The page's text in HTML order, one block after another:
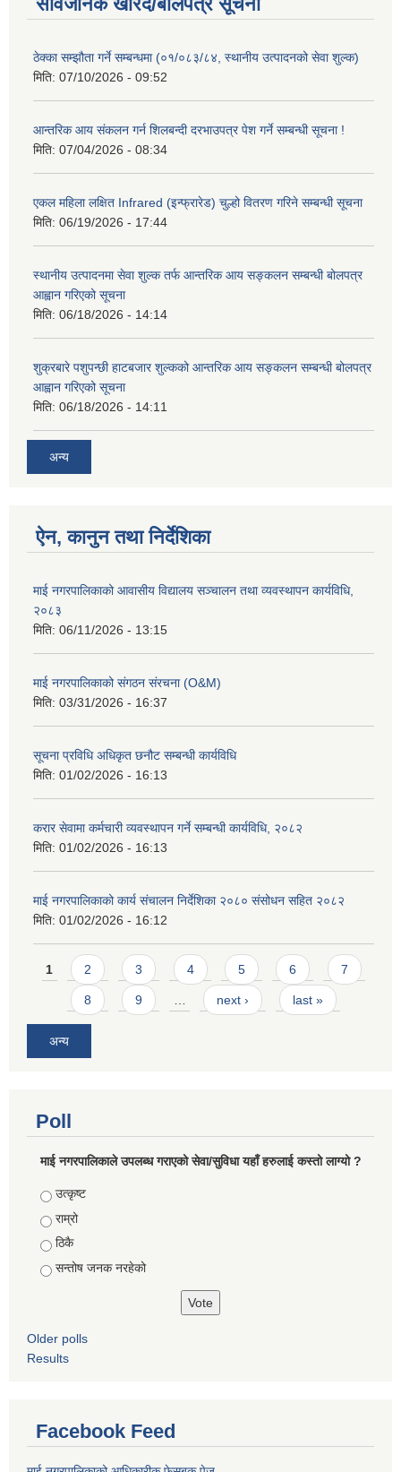
ठेक्का सम्झौता गर्ने सम्बन्धमा (०१/०८३/८४, स्थानीय उत्पादनको सेवा शुल्क)
मिति: 07/10/2026 - 09:52
आन्तरिक आय संकलन गर्न शिलबन्दी दरभाउपत्र पेश गर्ने सम्बन्धी सूचना !
मिति: 07/04/2026 - 08:34
एकल महिला लक्षित Infrared (इन्फ्रारेड) चुल्हो वितरण गरिने सम्बन्धी सूचना
मिति: 06/19/2026 - 17:44
स्थानीय उत्पादनमा सेवा शुल्क तर्फ आन्तरिक आय सङ्कलन सम्बन्धी बोलपत्र
आह्वान गरिएको सूचना
मिति: 06/18/2026 - 14:14
शुक्रबारे पशुपन्छी हाटबजार शुल्कको आन्तरिक आय सङ्कलन सम्बन्धी बोलपत्र
आह्वान गरिएको सूचना
मिति: 06/18/2026 - 14:11
अन्य
ऐन, कानुन तथा निर्देशिका
माई नगरपालिकाको आवासीय विद्यालय सञ्चालन तथा व्यवस्थापन कार्यविधि,
२०८३
मिति: 06/11/2026 - 13:15
माई नगरपालिकाको संगठन संरचना (O&M)
मिति: 03/31/2026 - 16:37
सूचना प्रविधि अधिकृत छनौट सम्बन्धी कार्यविधि
मिति: 01/02/2026 - 16:13
करार सेवामा कर्मचारी व्यवस्थापन गर्ने सम्बन्धी कार्यविधि, २०८२
मिति: 01/02/2026 - 16:13
माई नगरपालिकाको कार्य संचालन निर्देशिका २०८० संसोधन सहित २०८२
मिति: 01/02/2026 - 16:12
Pages
1 2 3 4 5 6 7
8 9 next › last »
अन्य
Poll
माई नगरपालिकाले उपलब्ध गराएको सेवा/सुविधा यहाँ हरुलाई कस्तो लाग्यो ?
Choices
उत्कृष्ट
राम्रो
ठिकै
सन्तोष जनक नरहेको
Older polls
Results
Facebook Feed